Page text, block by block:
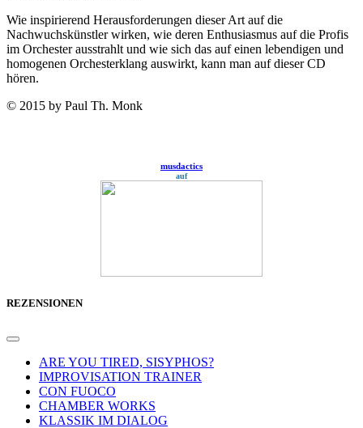
Wie inspirierend Herausforderungen dieser Art auf die
Nachwuchskünstler wirken, wie deren Enthusiasmus auf die Profis
im Orchester ausstrahlt und wie sich das auf einen lebendigen und
homogenen Orchesterklang auswirkt, kann man auf dieser CD
hören.
© 2015 by Paul Th. Monk
musdactics
auf
REZENSIONEN
ARE YOU TIRED, SISYPHOS?
IMPROVISATION TRAINER
CON FUOCO
CHAMBER WORKS
KLASSIK IM DIALOG